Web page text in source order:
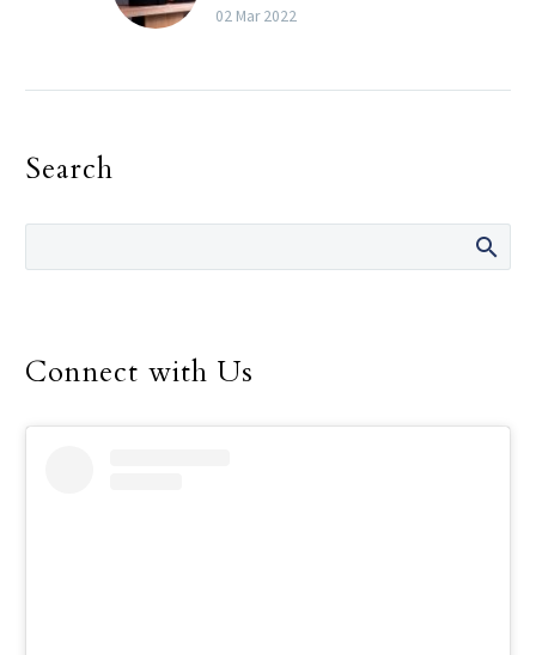
Catequesis y ejemplo
02 Mar 2022
Search
Connect with Us